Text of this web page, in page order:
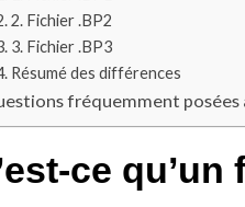
2. Fichier .BP2
3. Fichier .BP3
Résumé des différences
fréquemment posées
ce